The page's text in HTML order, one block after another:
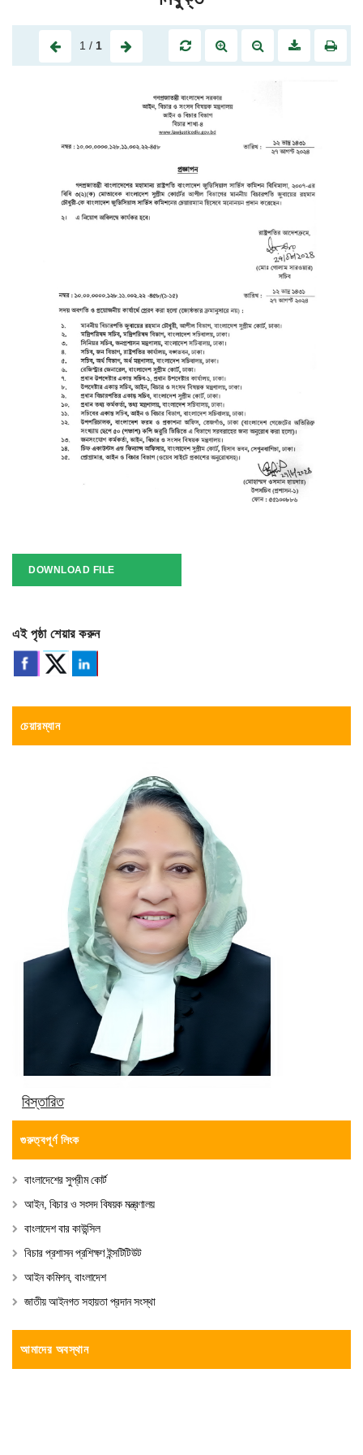
1 / 1
DOWNLOAD FILE
এই পৃষ্ঠা শেয়ার করুন
চেয়ারম্যান
বিস্তারিত
গুরুত্বপূর্ণ লিংক
বাংলাদেশের সুপ্রীম কোর্ট
আইন, বিচার ও সংসদ বিষয়ক মন্ত্রণালয়
বাংলাদেশ বার কাউন্সিল
বিচার প্রশাসন প্রশিক্ষণ ইন্সটিটিউট
আইন কমিশন, বাংলাদেশ
জাতীয় আইনগত সহায়তা প্রদান সংস্থা
আমাদের অবস্থান